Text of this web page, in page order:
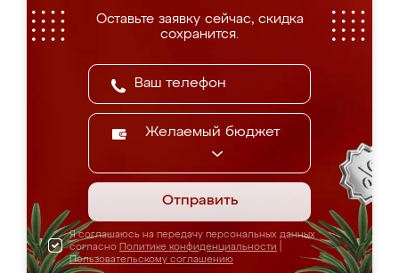
Оставьте заявку сейчас, скидка
сохранится.
Желаемый бюджет
Отправить
Я соглашаюсь на передачу персональных данных
согласно Политике конфиденциальности
Пользовательскому соглашению